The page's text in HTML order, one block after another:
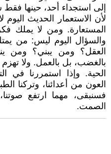
إلى استجداء أحد، حينها
لأن الاستعمار الحديث اليوم
المستعارة. ومن لا يملك
والسؤال اليوم ليس: من
العقل؟ ومن يبني؟ ومن
بالغضب، بل بالعمل. ولا
الحية. وإذا استمررنا في
العون من أعدائنا، وتركنا
فسنبقى، مهما ارتفع
الصمت.